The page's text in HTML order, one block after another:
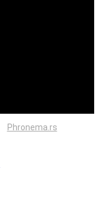
Phronema.rs